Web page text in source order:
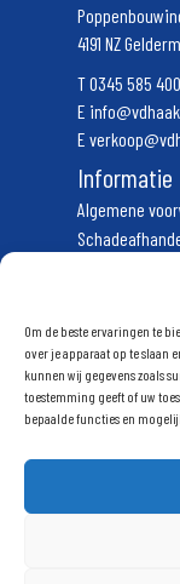
Om de beste ervaringen te
over je apparaat op te slaan
kunnen wij gegevens zoals
toestemming geeft of uw
bepaalde functies en
4191 NZ
T0345 585 400
E
E
Informatie
Algemene
Volg ons
Schrijf u in